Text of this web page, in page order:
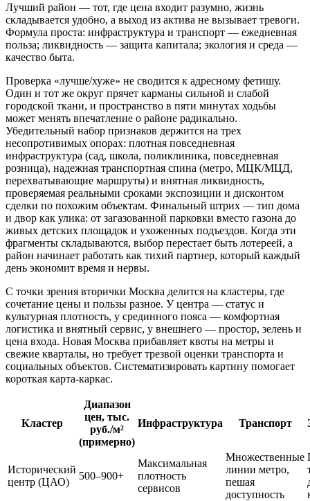
Лучший район — тот, где цена входит разумно, жизнь
складывается удобно, а выход из актива не вызывает тревоги.
Формула проста: инфраструктура и транспорт — ежедневная
польза; ликвидность — защита капитала; экология и среда —
качество быта.
Проверка «лучше/хуже» не сводится к адресному фетишу.
Один и тот же округ прячет карманы сильной и слабой
городской ткани, и пространство в пяти минутах ходьбы
может менять впечатление о районе радикально.
Убедительный набор признаков держится на трех
несопротивимых опорах: плотная повседневная
инфраструктура (сад, школа, поликлиника, повседневная
розница), надежная транспортная спина (метро, МЦК/МЦД,
перехватывающие маршруты) и внятная ликвидность,
проверяемая реальными сроками экспозиции и дисконтом
сделки по похожим объектам. Финальный штрих — тип дома
и двор как улика: от загазованной парковки вместо газона до
живых детских площадок и ухоженных подъездов. Когда эти
фрагменты складываются, выбор перестает быть лотереей, а
район начинает работать как тихий партнер, который каждый
день экономит время и нервы.
С точки зрения вторички Москва делится на кластеры, где
сочетание цены и пользы разное. У центра — статус и
культурная плотность, у срединного пояса — комфортная
логистика и внятный сервис, у внешнего — простор, зелень и
цена входа. Новая Москва прибавляет квоты на метры и
свежие кварталы, но требует трезвой оценки транспорта и
социальных объектов. Систематизировать картину помогает
короткая карта-каркас.
Кластер
Диапазон
цен, тыс.
руб./м²
(примерно)
Инфраструктура Транспорт
Исторический
центр (ЦАО)
500–900+
Максимальная
плотность
сервисов
Множественные
линии метро,
пешая
доступность